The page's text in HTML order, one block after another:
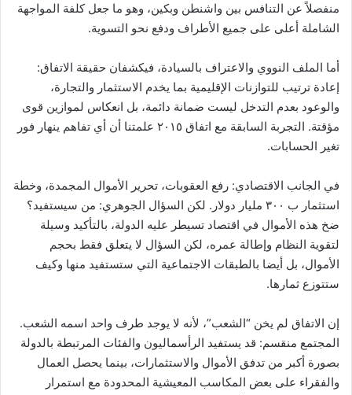
منفصلاً عن التنافس بين واشنطن وبكين، وهو ما جعل كلفة المواجهة
الشاملة أعلى على جميع الأطراف ودفع نحو التسوية.
أما الملف النووي والاعتراف بالسيادة، فيكشفان حقيقة الاتفاق:
إعادة ترتيب للتوازنات الإقليمية بما يخدم الاستثمار والتجارة،
والوعود بعدم التدخل ليست ضمانة دائمة، بل انعكاس لموازين قوى
مؤقتة. التجربة السابقة مع اتفاق ٢٠١٥ علمتنا أن أي تفاهم ينهار فور
تغير الحسابات.
في الجانب الاقتصادي: رفع العقوبات، تحرير الأموال المجمدة، وخطة
استثمار ب ٣٠٠ مليار دولار. لكن السؤال الجوهري: من سيستفيد؟
ضخ هذه الأموال في اقتصاد تسيطر عليه الدولة، بالتأكيد وسيلة
لتقوية النظام وإطالة عمره، لكن السؤال لا يتعلق فقط بحجم
الأموال، بل أيضا بالطبقات الاجتماعية التي ستستفيد منها وكيف
ستتوزع ثمارها.
إن الاتفاق لم يخن “الشعب”، لأنه لا يوجد طرف واحد اسمه الشعب.
المجتمع منقسم: قد يستفيد الرأسماليون والفئات المرتبطة بالدولة
بصورة أكبر من تدفق الأموال والاستثمارات، بينما يحصل العمال
والفقراء على بعض المكاسب المعيشية المحدودة مع استمرار